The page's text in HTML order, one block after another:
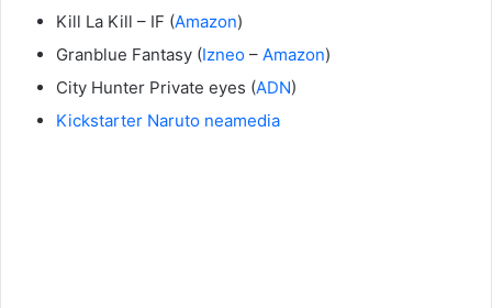
Kill La Kill – IF (Amazon)
Granblue Fantasy (Izneo – Amazon)
City Hunter Private eyes (ADN)
Kickstarter Naruto neamedia